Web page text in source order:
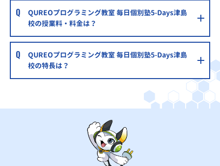
QUREOプログラミング教室 毎日個別塾5-Days津島
校の授業料・料金は？
QUREOプログラミング教室 毎日個別塾5-Days津島
校の特長は？